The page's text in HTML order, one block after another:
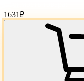
1631₽